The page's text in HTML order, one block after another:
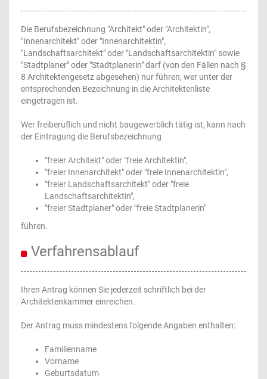
Die Berufsbezeichnung "Architekt" oder "Architektin",
"Innenarchitekt" oder "Innenarchitektin",
"Landschaftsarchitekt" oder "Landschaftsarchitektin" sowie
"Stadtplaner" oder "Stadtplanerin" darf (von den Fällen nach §
8 Architektengesetz abgesehen) nur führen, wer unter der
entsprechenden Bezeichnung in die Architektenliste
eingetragen ist.
Wer freiberuflich und nicht baugewerblich tätig ist, kann nach
der Eintragung die Berufsbezeichnung
"freier Architekt" oder "freie Architektin",
"freier Innenarchitekt" oder "freie Innenarchitektin",
"freier Landschaftsarchitekt" oder "freie
Landschaftsarchitektin",
"freier Stadtplaner" oder "freie Stadtplanerin"
führen.
Verfahrensablauf
Ihren Antrag können Sie jederzeit schriftlich bei der
Architektenkammer einreichen.
Der Antrag muss mindestens folgende Angaben enthalten:
Familienname
Vorname
Geburtsdatum